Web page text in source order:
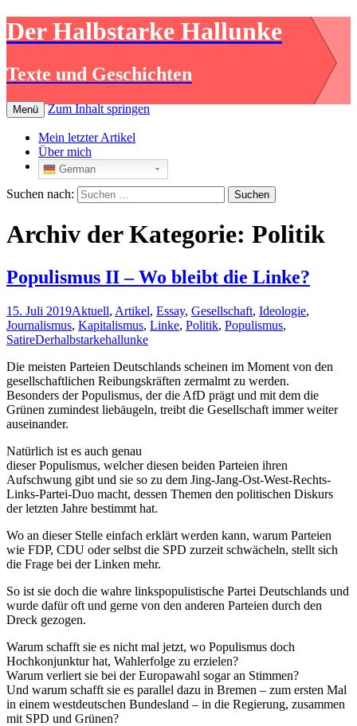
Der Halbstarke Hallunke
Texte und Geschichten
Menü Zum Inhalt springen
Mein letzter Artikel
Über mich
German
Suchen nach:
Archiv der Kategorie: Politik
Populismus II – Wo bleibt die Linke?
15. Juli 2019Aktuell, Artikel, Essay, Gesellschaft, Ideologie,
Journalismus, Kapitalismus, Linke, Politik, Populismus,
SatireDerhalbstarkehallunke
Die meisten Parteien Deutschlands scheinen im Moment von den
gesellschaftlichen Reibungskräften zermalmt zu werden.
Besonders der Populismus, der die AfD prägt und mit dem die
Grünen zumindest liebäugeln, treibt die Gesellschaft immer weiter
auseinander.
Natürlich ist es auch genau
dieser Populismus, welcher diesen beiden Parteien ihren
Aufschwung gibt und sie so zu dem Jing-Jang-Ost-West-Rechts-
Links-Partei-Duo macht, dessen Themen den politischen Diskurs
der letzten Jahre bestimmt hat.
Wo an dieser Stelle einfach erklärt werden kann, warum Parteien
wie FDP, CDU oder selbst die SPD zurzeit schwächeln, stellt sich
die Frage bei der Linken mehr.
So ist sie doch die wahre linkspopulistische Partei Deutschlands und
wurde dafür oft und gerne von den anderen Parteien durch den
Dreck gezogen.
Warum schafft sie es nicht mal jetzt, wo Populismus doch
Hochkonjunktur hat, Wahlerfolge zu erzielen?
Warum verliert sie bei der Europawahl sogar an Stimmen?
Und warum schafft sie es parallel dazu in Bremen – zum ersten Mal
in einem westdeutschen Bundesland – in die Regierung, zusammen
mit SPD und Grünen?